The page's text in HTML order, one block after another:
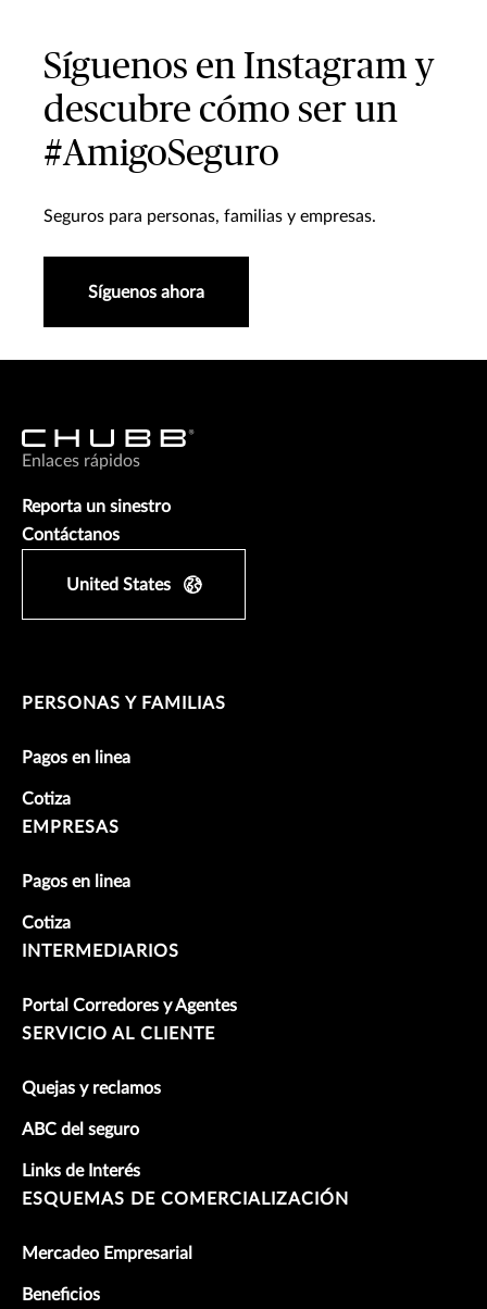
Síguenos en Instagram y
descubre cómo ser un
#AmigoSeguro
Seguros para personas, familias y empresas.
Síguenos ahora
Enlaces rápidos
Reporta un sinestro
Contáctanos
United States
PERSONAS Y FAMILIAS
Pagos en linea
Cotiza
EMPRESAS
Pagos en linea
Cotiza
INTERMEDIARIOS
Portal Corredores y Agentes
SERVICIO AL CLIENTE
Quejas y reclamos
ABC del seguro
Links de Interés
ESQUEMAS DE COMERCIALIZACIÓN
Mercadeo Empresarial
Beneficios